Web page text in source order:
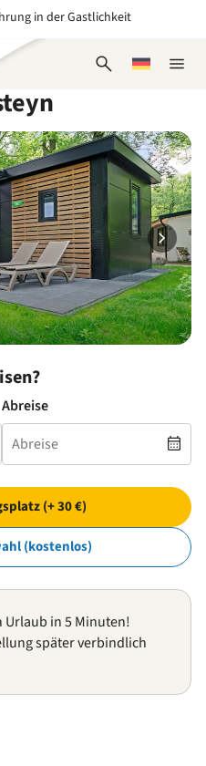
in der Gastlichkeit
für Jung und Alt
Suchformular
Wählen
Abreise
(+ 30 €)
(kostenlos)
Urlaub in 5 Minuten!
später verbindlich